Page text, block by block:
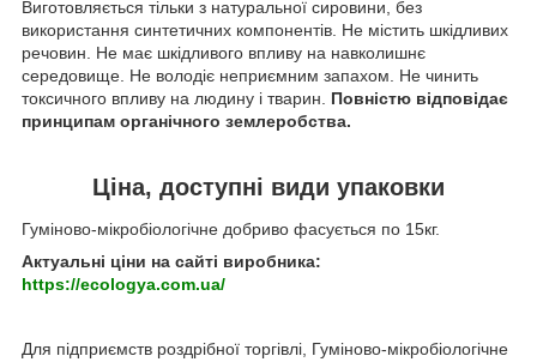
Виготовляється тільки з натуральної сировини, без
використання синтетичних компонентів. Не містить шкідливих
речовин. Не має шкідливого впливу на навколишнє
середовище. Не володіє неприємним запахом. Не чинить
токсичного впливу на людину і тварин. Повністю відповідає
принципам органічного землеробства.
Ціна, доступні види упаковки
Гуміново-мікробіологічне добриво фасується по 15кг.
Актуальні ціни на сайті виробника:
https://ecologya.com.ua/
Для підприємств роздрібної торгівлі, Гуміново-мікробіологічне